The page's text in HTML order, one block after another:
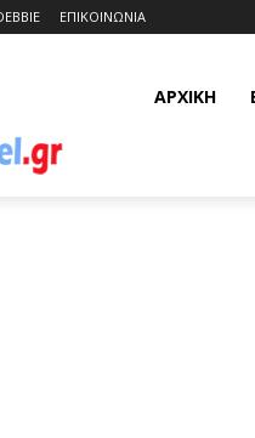
ΕΠΙΚΟΙΝΩΝΙΑ
ΑΡΧΙΚΗ